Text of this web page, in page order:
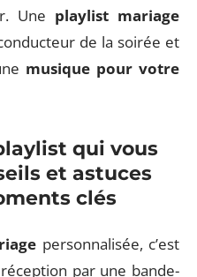
Une playlist mariage
de la soirée et
musique pour votre
qui vous
et astuces
clés
personnalisée, c’est
par une bande-